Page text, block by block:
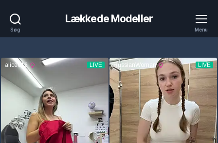
Søg
Lækkede Modeller
Menu